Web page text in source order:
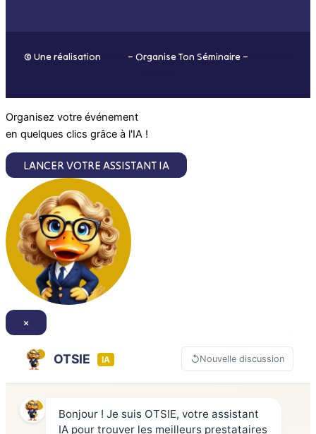
© Une réalisation – Organise Ton Séminaire –
Organisez votre événement
en quelques clics grâce à l'IA !
LANCER VOTRE ASSISTANT IA
×